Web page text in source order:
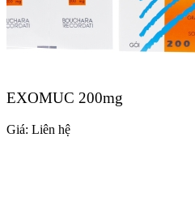
EXOMUC 200mg
Giá: Liên hệ